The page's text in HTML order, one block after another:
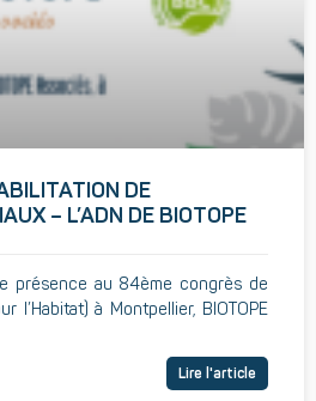
DE
– L’ADN DE BIOTOPE
présence au 84ème congrès de
l’Habitat) à Montpellier, BIOTOPE
Lire l'article